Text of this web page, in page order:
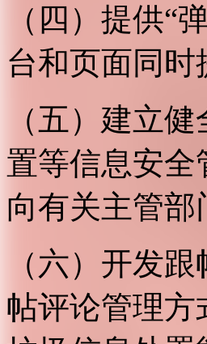
（四）提供“
台和页面同
（五）建立
置等信息安
向有关主管部
（六）开发
帖评论管理